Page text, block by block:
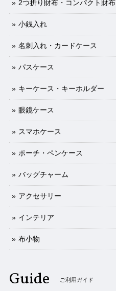
2つ折り財布・コンパクト財布
小銭入れ
名刺入れ・カードケース
パスケース
キーケース・キーホルダー
眼鏡ケース
スマホケース
ポーチ・ペンケース
バッグチャーム
アクセサリー
インテリア
布小物
Guide ご利用ガイド